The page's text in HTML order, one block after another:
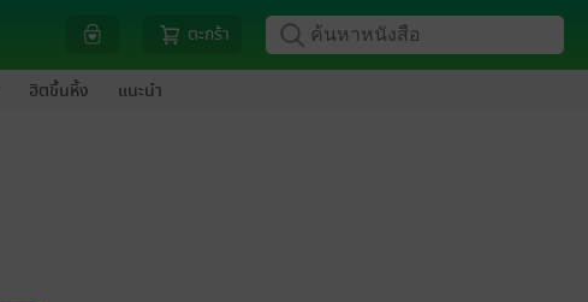
ตะกร้า
ฮิตขึ้นหิ้ง แนะนำ